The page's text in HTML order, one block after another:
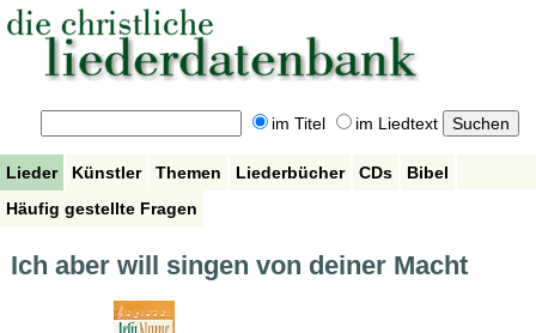
im Titel im Liedtext
Lieder Künstler Themen Liederbücher CDs
Bibel
Häufig gestellte Fragen
Ich aber will singen von deiner Macht